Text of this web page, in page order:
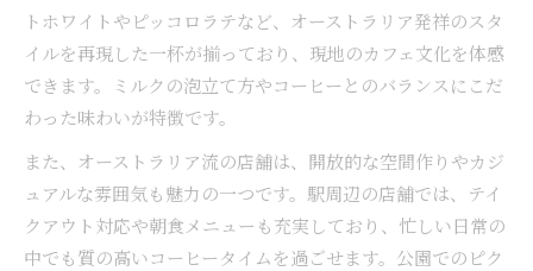
トホワイトやピッコロラテなど、オーストラリア発祥のスタ
イルを再現した一杯が揃っており、現地のカフェ文化を体感
できます。ミルクの泡立て方やコーヒーとのバランスにこだ
わった味わいが特徴です。
また、オーストラリア流の店舗は、開放的な空間作りやカジ
ュアルな雰囲気も魅力の一つです。駅周辺の店舗では、テイ
クアウト対応や朝食メニューも充実しており、忙しい日常の
中でも質の高いコーヒータイムを過ごせます。公園でのピク